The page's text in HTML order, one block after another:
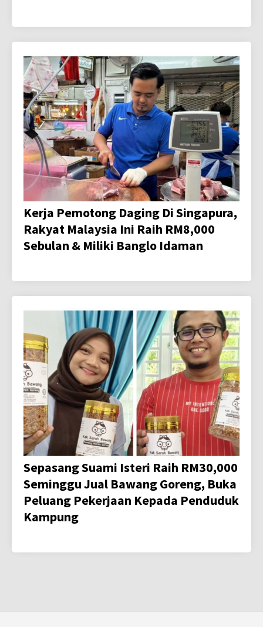
Kerja Pemotong Daging Di Singapura,
Rakyat Malaysia Ini Raih RM8,000
Sebulan & Miliki Banglo Idaman
Sepasang Suami Isteri Raih RM30,000
Seminggu Jual Bawang Goreng, Buka
Peluang Pekerjaan Kepada Penduduk
Kampung